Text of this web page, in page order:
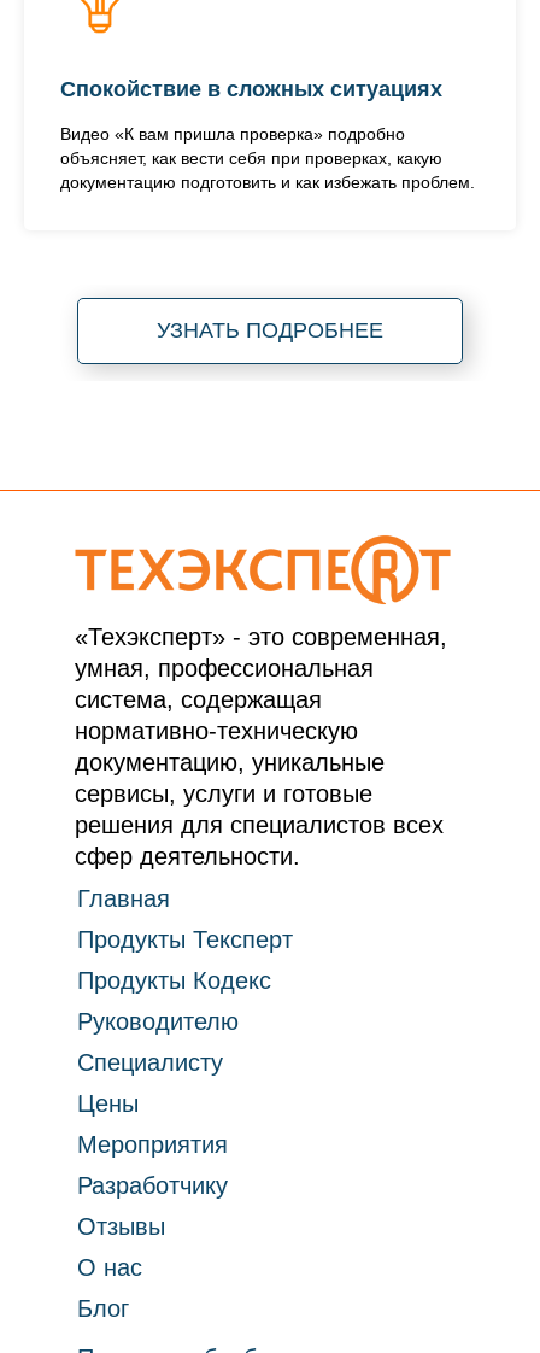
Спокойствие в сложных ситуациях
Видео «К вам пришла проверка» подробно
объясняет, как вести себя при проверках, какую
документацию подготовить и как избежать проблем.
УЗНАТЬ ПОДРОБНЕЕ
Главная
О нас
Продукты Тексперт
Продукты Кодекс
Руководителю
Специалисту
Разработчику
Цены
Отзывы
«Техэксперт» - это современная,
умная, профессиональная
система, содержащая
нормативно-техническую
документацию, уникальные
сервисы, услуги и готовые
решения для специалистов всех
сфер деятельности.
Блог
Мероприятия